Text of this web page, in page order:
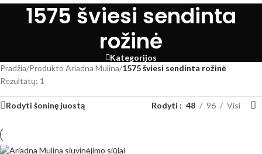
1575 šviesi sendinta
rožinė
Kategorijos
Pradžia/Produkto Ariadna Mulina/1575 šviesi sendinta rožinė
Rezultatų: 1
Rodyti šoninę juostą Rodyti 48 96 Visi